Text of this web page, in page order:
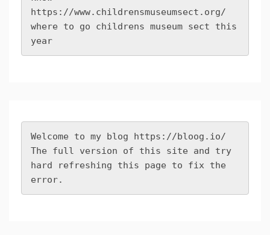
https://www.childrensmuseumsect.org/
where to go childrens museum sect this
year
Welcome to my blog https://bloog.io/
The full version of this site and try
hard refreshing this page to fix the
error.